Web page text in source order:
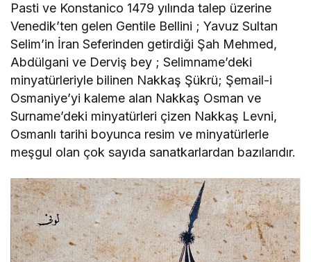
Pasti ve Konstanico 1479 yılında talep üzerine
Venedik’ten gelen Gentile Bellini ; Yavuz Sultan
Selim’in İran Seferinden getirdiği Şah Mehmed,
Abdülgani ve Derviş bey ; Selimname’deki
minyatürleriyle bilinen Nakkaş Şükrü; Şemail-i
Osmaniye’yi kaleme alan Nakkaş Osman ve
Surname’deki minyatürleri çizen Nakkaş Levni,
Osmanlı tarihi boyunca resim ve minyatürlerle
meşgul olan çok sayıda sanatkarlardan bazılarıdır.